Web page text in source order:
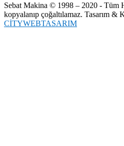
Sebat Makina © 1998 – 2020 - Tüm
kopyalanıp çoğaltılamaz. Tasarım &
CİTYWEBTASARIM